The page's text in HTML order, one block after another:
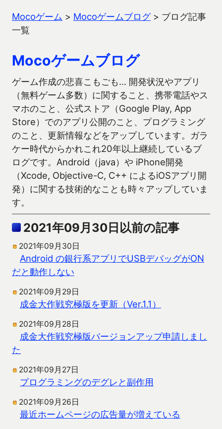
Mocoゲーム > Mocoゲームブログ> ブログ記事
一覧
Mocoゲームブログ
ゲーム作成の悲喜こもごも… 開発状況やアプリ
（無料ゲーム多数）に関すること、携帯電話やス
マホのこと、公式ストア（Google Play, App
Store）でのアプリ公開のこと、プログラミング
のこと、更新情報などをアップしています。ガラ
ケー時代からかれこれ20年以上継続しているブ
ログです。Android（java）や iPhone開発
（Xcode, Objective-C, C++ によるiOSアプリ開
発）に関する技術的なことも時々アップしていま
す。
2021年09月30日以前の記事
2021年09月30日
Android の銀行系アプリでUSBデバッグがON
だと動作しない
2021年09月29日
成金大作戦究極版を更新（Ver.1.1）
2021年09月28日
成金大作戦究極版バージョンアップ申請しまし
た
2021年09月27日
プログラミングのデグレと副作用
2021年09月26日
最近ホームページの広告量が増えている